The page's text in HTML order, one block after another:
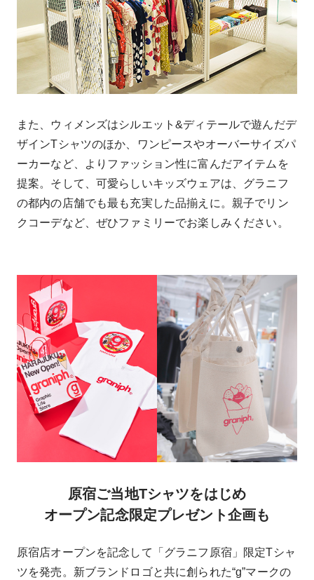
また、ウィメンズはシルエット&ディテールで遊んだデ
ザインTシャツのほか、ワンピースやオーバーサイズパ
ーカーなど、よりファッション性に富んだアイテムを
提案。そして、可愛らしいキッズウェアは、グラニフ
の都内の店舗でも最も充実した品揃えに。親子でリン
クコーデなど、ぜひファミリーでお楽しみください。
原宿ご当地Tシャツをはじめ
オープン記念限定プレゼント企画も
原宿店オープンを記念して「グラニフ原宿」限定Tシャ
ツを発売。新ブランドロゴと共に創られた“g”マークの